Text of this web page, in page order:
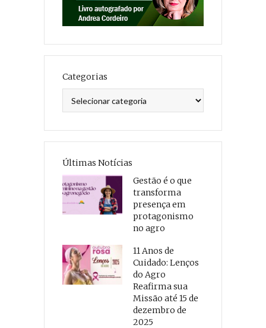
Categorias
Últimas Notícias
Gestão é o que
transforma
presença em
protagonismo
no agro
11 Anos de
Cuidado: Lenços
do Agro
Reafirma sua
Missão até 15 de
dezembro de
2025